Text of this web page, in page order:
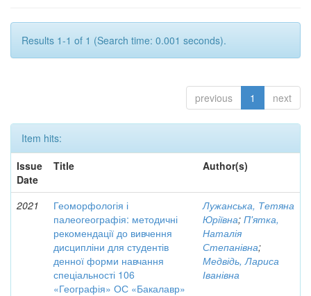
Results 1-1 of 1 (Search time: 0.001 seconds).
previous 1 next
Item hits:
Issue
Date
Title Author(s)
2021
Геоморфологія і
палеогеографія: методичні
рекомендації до вивчення
дисципліни для студентів
денної форми навчання
спеціальності 106
«Географія» ОС «Бакалавр»
Лужанська, Тетяна
Юріївна; П'ятка,
Наталія
Степанівна;
Медвідь, Лариса
Іванівна